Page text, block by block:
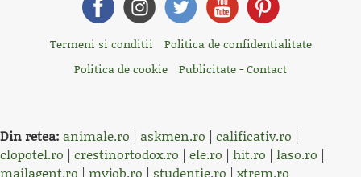
Termeni si conditii
Politica de confidentialitate
Politica de cookie
Publicitate - Contact
Din retea: animale.ro | askmen.ro | calificativ.ro |
clopotel.ro | crestinortodox.ro | ele.ro | hit.ro | laso.ro |
mailagent.ro | myjob.ro | studentie.ro | xtrem.ro